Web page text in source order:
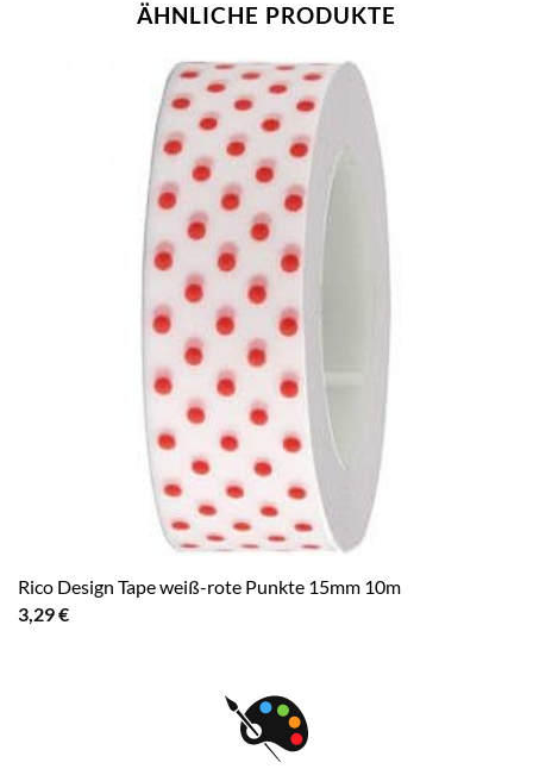
ÄHNLICHE PRODUKTE
Rico Design Tape weiß-rote Punkte 15mm 10m
3,29€